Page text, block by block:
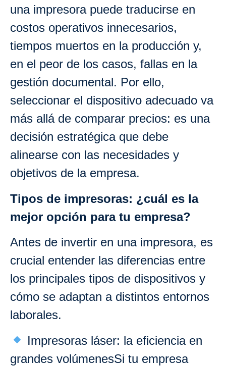
una impresora puede traducirse en
costos operativos innecesarios,
tiempos muertos en la producción y,
en el peor de los casos, fallas en la
gestión documental. Por ello,
seleccionar el dispositivo adecuado va
más allá de comparar precios: es una
decisión estratégica que debe
alinearse con las necesidades y
objetivos de la empresa.
Tipos de impresoras: ¿cuál es la
mejor opción para tu empresa?
Antes de invertir en una impresora, es
crucial entender las diferencias entre
los principales tipos de dispositivos y
cómo se adaptan a distintos entornos
laborales.
Impresoras láser: la eficiencia en
grandes volúmenesSi tu empresa